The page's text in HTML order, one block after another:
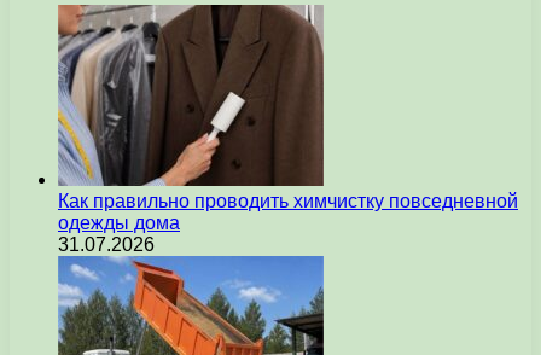
Как правильно проводить химчистку повседневной
одежды дома
31.07.2026